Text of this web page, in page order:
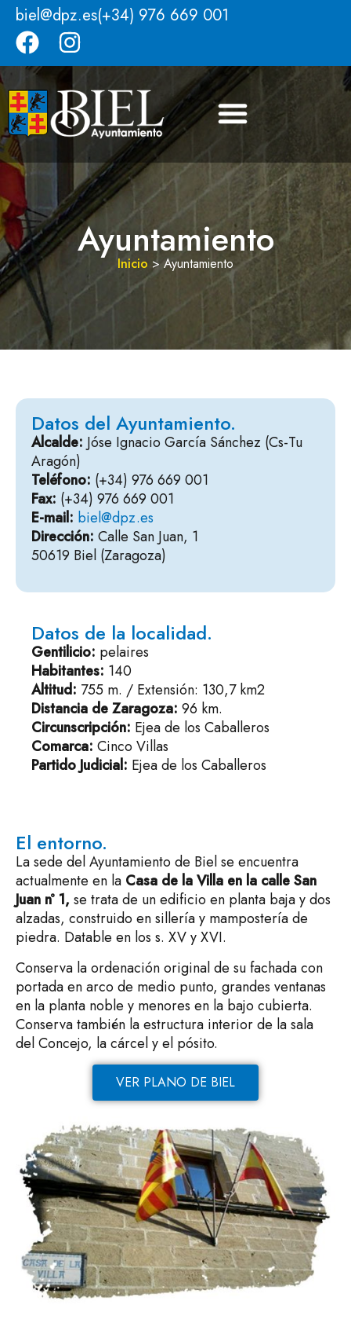
biel@dpz.es(+34) 976 669 001
Ayuntamiento
Inicio >Ayuntamiento
Datos del Ayuntamiento.
Alcalde: Jóse Ignacio García Sánchez (Cs-Tu
Aragón)
Teléfono: (+34) 976 669 001
Fax: (+34) 976 669 001
E-mail: biel@dpz.es
Dirección: Calle San Juan, 1
50619 Biel (Zaragoza)
Datos de la localidad.
Gentilicio: pelaires
Habitantes: 140
Altitud: 755 m. / Extensión: 130,7 km2
Distancia de Zaragoza: 96 km.
Circunscripción: Ejea de los Caballeros
Comarca: Cinco Villas
Partido Judicial: Ejea de los Caballeros
El entorno.
La sede del Ayuntamiento de Biel se encuentra
actualmente en la Casa de la Villa en la calle San
Juan nº 1, se trata de un edificio en planta baja y dos
alzadas, construido en sillería y mampostería de
piedra. Datable en los s. XV y XVI.
Conserva la ordenación original de su fachada con
portada en arco de medio punto, grandes ventanas
en la planta noble y menores en la bajo cubierta.
Conserva también la estructura interior de la sala
del Concejo, la cárcel y el pósito.
VER PLANO DE BIEL